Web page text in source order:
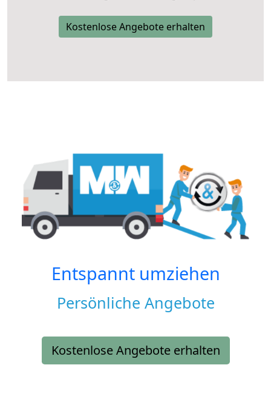
Kostenlose Angebote erhalten
Entspannt umziehen
Persönliche Angebote
Kostenlose Angebote erhalten